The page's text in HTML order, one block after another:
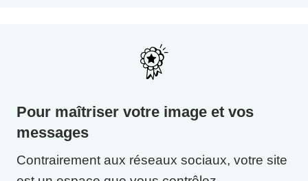
Pour maîtriser votre image et vos
messages
Contrairement aux réseaux sociaux, votre site